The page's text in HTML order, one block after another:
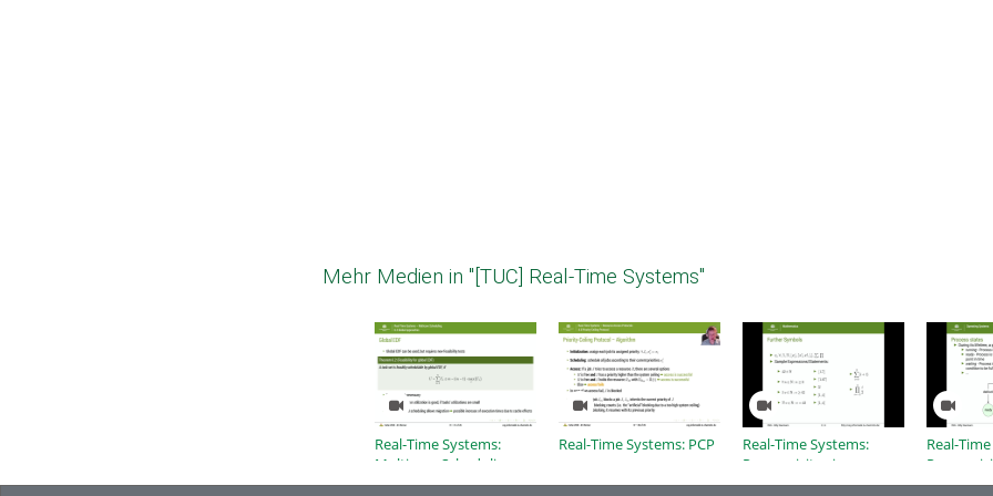
Mehr Medien in "[TUC] Real-Time Systems"
Real-Time Systems:
Multicore Scheduling -
Global Approaches
Real-Time Systems: PCP
Real-Time Systems:
Prerequisites in
Mathematics
Real-